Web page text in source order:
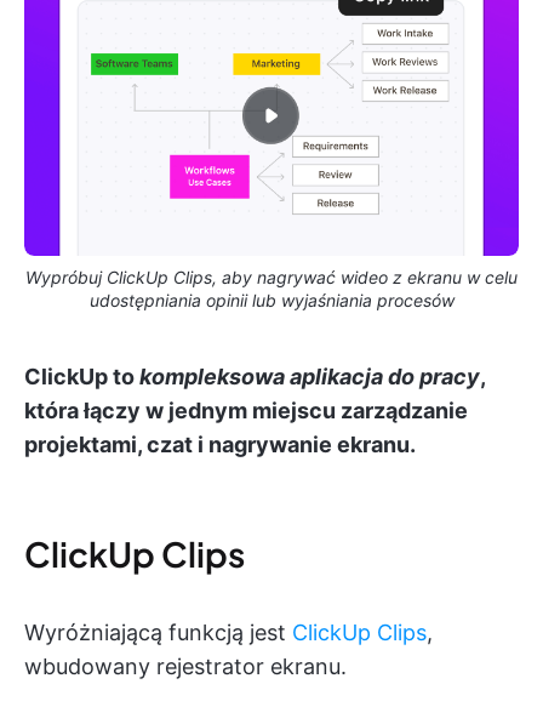
Wypróbuj ClickUp Clips, aby nagrywać wideo z ekranu w celu
udostępniania opinii lub wyjaśniania procesów
ClickUp tokompleksowa aplikacja do pracy,
która łączy w jednym miejscu zarządzanie
projektami, czat i nagrywanie ekranu.
ClickUp Clips
Wyróżniającą funkcją jest ClickUp Clips,
wbudowany rejestrator ekranu.